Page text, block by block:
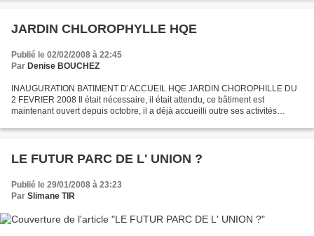
JARDIN CHLOROPHYLLE HQE
Publié le 02/02/2008 à 22:45
Par Denise BOUCHEZ
INAUGURATION BATIMENT D’ACCUEIL HQE JARDIN CHOROPHILLE DU
2 FEVRIER 2008 Il était nécessaire, il était attendu, ce bâtiment est
maintenant ouvert depuis octobre, il a déjà accueilli outre ses activités
LE FUTUR PARC DE L' UNION ?
Publié le 29/01/2008 à 23:23
Par Slimane TIR